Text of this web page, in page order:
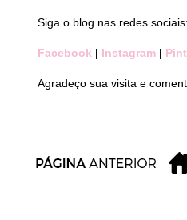
Siga o blog nas redes sociais:
Facebook | Instagram |
Agradeço sua visita e